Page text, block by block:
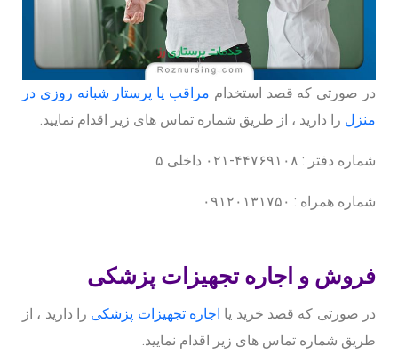
در صورتی که قصد استخدام مراقب یا پرستار شبانه روزی در
منزل را دارید ، از طریق شماره تماس های زیر اقدام نمایید.
شماره دفتر : ۴۴۷۶۹۱۰۸-۰۲۱ داخلی ۵
شماره همراه : ۰۹۱۲۰۱۳۱۷۵۰
فروش و اجاره تجهیزات پزشکی
در صورتی که قصد خرید یا اجاره تجهیزات پزشکی را دارید ، از
طریق شماره تماس های زیر اقدام نمایید.